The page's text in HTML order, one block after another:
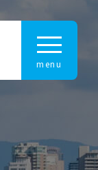
menu